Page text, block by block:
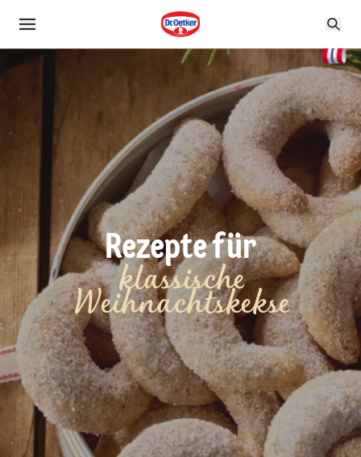
Rezepte für
klassische
Weihnachtskekse